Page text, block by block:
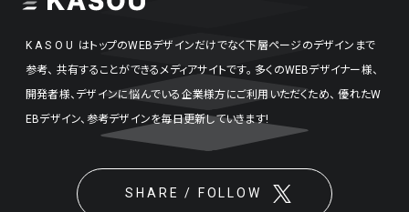
KASOU はトップのWEBデザインだけでなく下層ページのデザインまで
参考、 共有することができるメディアサイトです。 多くのWEBデザイナー様、
開発者様、デザインに悩んでいる企業様方にご利用いただくため、 優れたW
EBデザイン、参考デザインを毎日更新していきます!
SHARE / FOLLOW